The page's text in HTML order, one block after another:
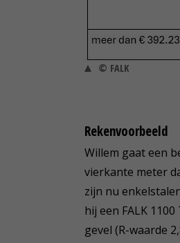
© FALK
Rekenvoorbeeld
Willem gaat een
vierkante meter
zijn nu
hij een FALK
gevel (R-waarde